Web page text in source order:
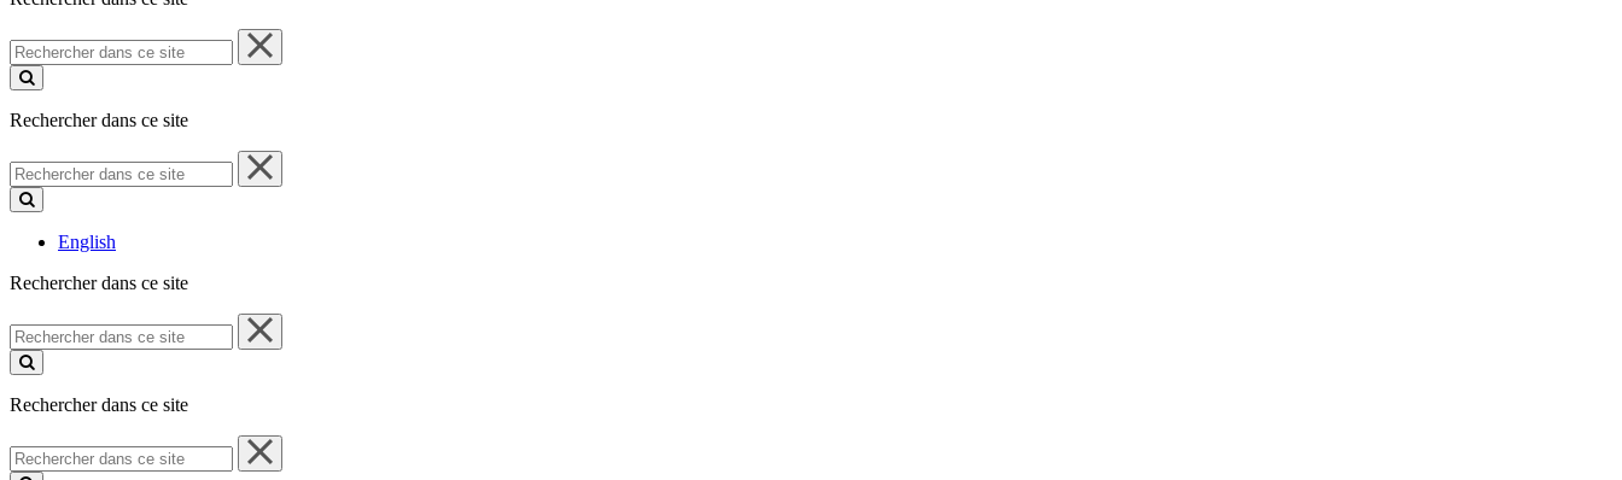
Rechercher
dans
ce
Rechercher dans ce site
Rechercher
dans
ce
English
Rechercher dans ce site
Rechercher
dans
ce
Rechercher dans ce site
Rechercher
dans